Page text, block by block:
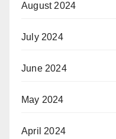
August 2024
July 2024
June 2024
May 2024
April 2024